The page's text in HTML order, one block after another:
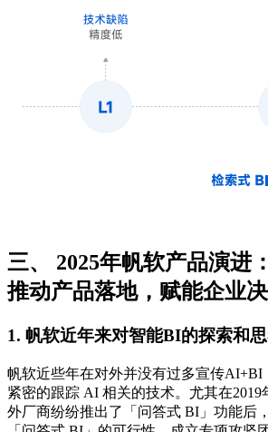
三、 2025年帆软产品演进
推动产品落地，赋能企业
1. 帆软近年来对智能BI的探索和
帆软近些年在对外并没有过多宣传AI+BI
紧密的跟踪 AI 相关的技术。尤其在2019
外厂商纷纷推出了「问答式 BI」功能后